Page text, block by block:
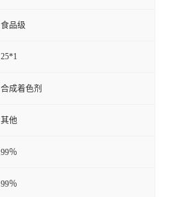
食品级
25*1
合成着色剂
其他
99％
99％